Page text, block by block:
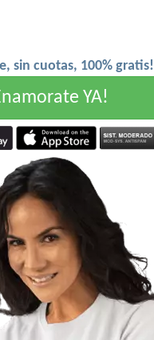
sin cuotas, 100% gratis!
YA!